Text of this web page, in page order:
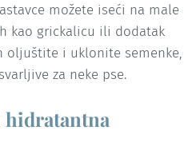
možete iseći na male
kao grickalicu ili dodatak
oljuštite i uklonite semenke,
za neke pse.
hidratantna